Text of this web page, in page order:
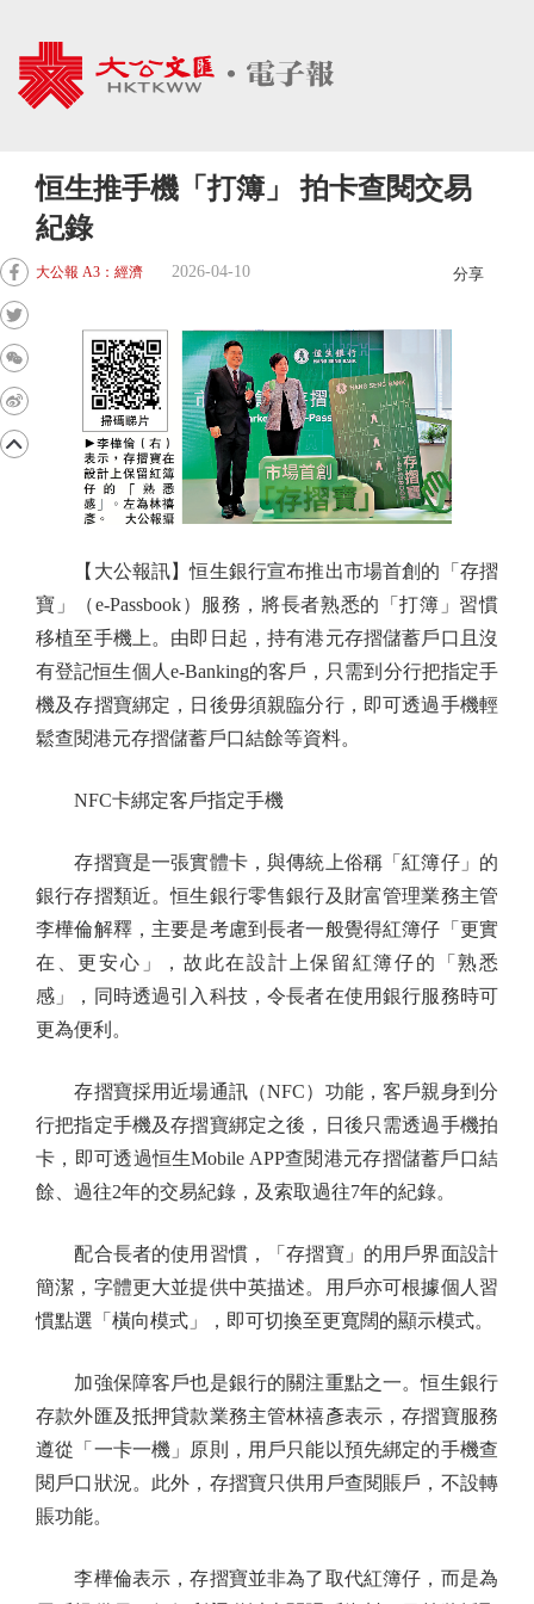
恒生推手機「打簿」 拍卡查閱交易
紀錄
大公報 A3：經濟 2026-04-10 分享
【大公報訊】恒生銀行宣布推出市場首創的「存摺
寶」（e-Passbook）服務，將長者熟悉的「打簿」習慣
移植至手機上。由即日起，持有港元存摺儲蓄戶口且沒
有登記恒生個人e-Banking的客戶，只需到分行把指定手
機及存摺寶綁定，日後毋須親臨分行，即可透過手機輕
鬆查閱港元存摺儲蓄戶口結餘等資料。
NFC卡綁定客戶指定手機
存摺寶是一張實體卡，與傳統上俗稱「紅簿仔」的
銀行存摺類近。恒生銀行零售銀行及財富管理業務主管
李樺倫解釋，主要是考慮到長者一般覺得紅簿仔「更實
在、更安心」，故此在設計上保留紅簿仔的「熟悉
感」，同時透過引入科技，令長者在使用銀行服務時可
更為便利。
存摺寶採用近場通訊（NFC）功能，客戶親身到分
行把指定手機及存摺寶綁定之後，日後只需透過手機拍
卡，即可透過恒生Mobile APP查閱港元存摺儲蓄戶口結
餘、過往2年的交易紀錄，及索取過往7年的紀錄。
配合長者的使用習慣，「存摺寶」的用戶界面設計
簡潔，字體更大並提供中英描述。用戶亦可根據個人習
慣點選「橫向模式」，即可切換至更寬闊的顯示模式。
加強保障客戶也是銀行的關注重點之一。恒生銀行
存款外匯及抵押貸款業務主管林禧彥表示，存摺寶服務
遵從「一卡一機」原則，用戶只能以預先綁定的手機查
閱戶口狀況。此外，存摺寶只供用戶查閱賬戶，不設轉
賬功能。
李樺倫表示，存摺寶並非為了取代紅簿仔，而是為